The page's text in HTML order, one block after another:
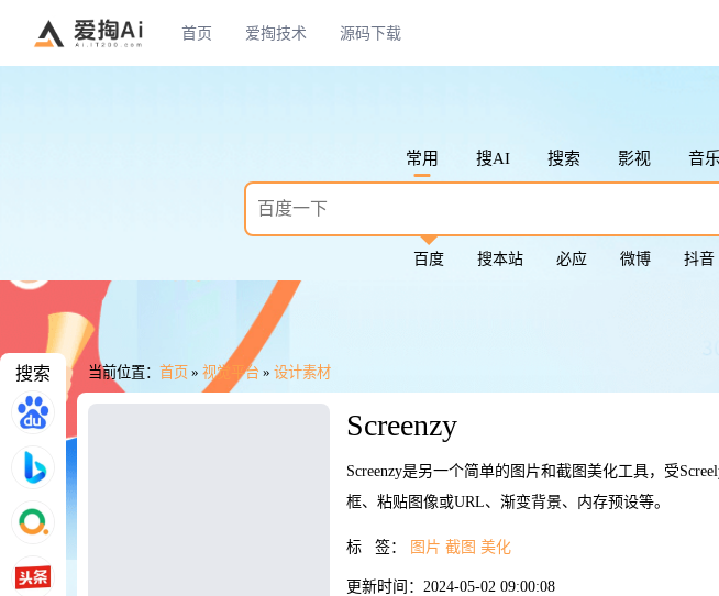
首页 爱掏技术 源码下载
常用 搜AI 搜索 影视 音乐
百度 搜本站 必应 微博 抖音
搜索 当前位置： 首页 » 视觉平台 » 设计素材
Screenzy
Screenzy是另一个简单的图片和截图美化工具，受
框、粘贴图像或URL、渐变背景、内存预设等。
标 签： 图片 截图 美化
更新时间：2024-05-02 09:00:08